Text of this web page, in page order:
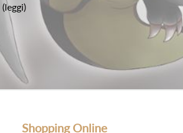
(leggi)
Shopping Online